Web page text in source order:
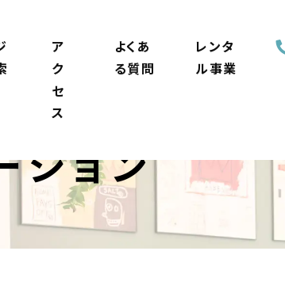
ア
ク
セ
ス
よくあ
る質問
レンタ
ル事業
ション